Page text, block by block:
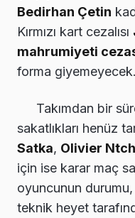
Bedirhan Çetin
Kırmızı kart cezalısı
mahrumiyeti
forma giyemeyecek.
Takımdan bir
sakatlıkları henüz
Satka, Olivier
için ise karar maç
oyuncunun
teknik heyet